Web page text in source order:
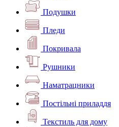
Подушки
Пледи
Покривала
Рушники
Наматрацники
Постільні приладдя
Текстиль для дому